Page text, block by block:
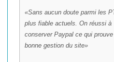
Sans aucun doute parmi les
plus fiable actuels. On réussi à
conserver Paypal ce qui
bonne gestion du site